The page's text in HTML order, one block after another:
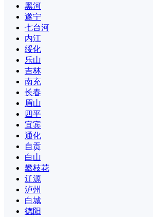
黑河
遂宁
七台河
内江
绥化
乐山
吉林
南充
长春
眉山
四平
宜宾
通化
自贡
白山
攀枝花
辽源
泸州
白城
德阳